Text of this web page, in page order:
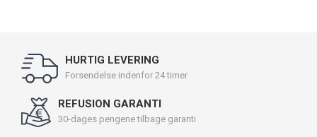
HURTIG LEVERING
Forsendelse indenfor 24 timer
REFUSION GARANTI
30-dages pengene tilbage garanti